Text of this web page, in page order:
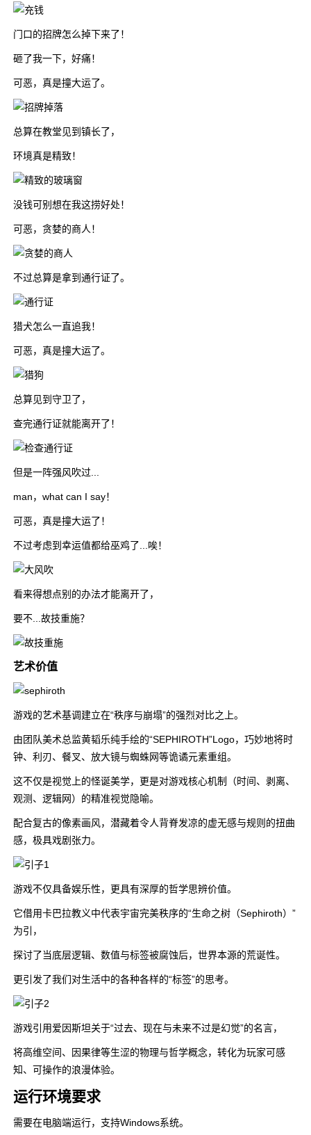
门口的招牌怎么掉下来了！
砸了我一下，好痛！
可恶，真是撞大运了。
总算在教堂见到镇长了，
环境真是精致！
没钱可别想在我这捞好处！
可恶，贪婪的商人！
不过总算是拿到通行证了。
猎犬怎么一直追我！
可恶，真是撞大运了。
总算见到守卫了，
查完通行证就能离开了！
但是一阵强风吹过...
man，what can I say！
可恶，真是撞大运了！
不过考虑到幸运值都给巫鸡了...唉！
看来得想点别的办法才能离开了，
要不...故技重施？
艺术价值
游戏的艺术基调建立在“秩序与崩塌”的强烈对比之上。
由团队美术总监黄韬乐纯手绘的“SEPHIROTH”Logo，巧妙地将时
钟、利刃、餐叉、放大镜与蜘蛛网等诡谲元素重组。
这不仅是视觉上的怪诞美学，更是对游戏核心机制（时间、剥离、
观测、逻辑网）的精准视觉隐喻。
配合复古的像素画风，潜藏着令人背脊发凉的虚无感与规则的扭曲
感，极具戏剧张力。
游戏不仅具备娱乐性，更具有深厚的哲学思辨价值。
它借用卡巴拉教义中代表宇宙完美秩序的“生命之树（Sephiroth）”
为引，
探讨了当底层逻辑、数值与标签被腐蚀后，世界本源的荒诞性。
更引发了我们对生活中的各种各样的“标签”的思考。
游戏引用爱因斯坦关于“过去、现在与未来不过是幻觉”的名言，
将高维空间、因果律等生涩的物理与哲学概念，转化为玩家可感
知、可操作的浪漫体验。
运行环境要求
需要在电脑端运行，支持Windows系统。